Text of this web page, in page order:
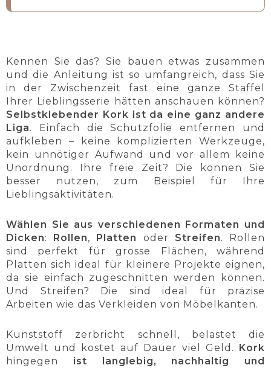
Kennen Sie das? Sie bauen etwas zusammen
und die Anleitung ist so umfangreich, dass Sie
in der Zwischenzeit fast eine ganze Staffel
Ihrer Lieblingsserie hätten anschauen können?
Selbstklebender Kork ist da eine ganz andere
Liga. Einfach die Schutzfolie entfernen und
aufkleben – keine komplizierten Werkzeuge,
kein unnötiger Aufwand und vor allem keine
Unordnung. Ihre freie Zeit? Die können Sie
besser nutzen, zum Beispiel für Ihre
Lieblingsaktivitäten.
Wählen Sie aus verschiedenen Formaten und
Dicken: Rollen, Platten oder Streifen. Rollen
sind perfekt für grosse Flächen, während
Platten sich ideal für kleinere Projekte eignen,
da sie einfach zugeschnitten werden können.
Und Streifen? Die sind ideal für präzise
Arbeiten wie das Verkleiden von Möbelkanten.
Kunststoff zerbricht schnell, belastet die
Umwelt und kostet auf Dauer viel Geld.
Kork
hingegen ist langlebig, nachhaltig und